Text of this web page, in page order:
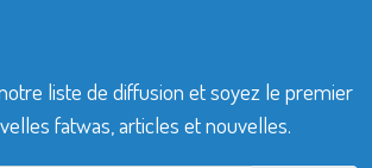
liste de diffusion et soyez le premier
fatwas, articles et nouvelles.